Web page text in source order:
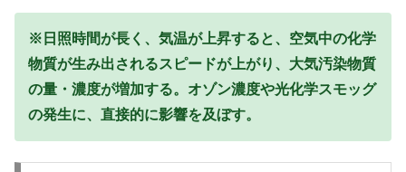
※日照時間が長く、気温が上昇すると、空気中の化学
物質が生み出されるスピードが上がり、大気汚染物質
の量・濃度が増加する。オゾン濃度や光化学スモッグ
の発生に、直接的に影響を及ぼす。